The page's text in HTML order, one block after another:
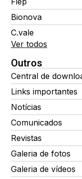
Bionova
C.vale
Ver todos
Outros
Central de
Links importantes
Notícias
Comunicados
Revistas
Galeria de fotos
Galeria de vídeos